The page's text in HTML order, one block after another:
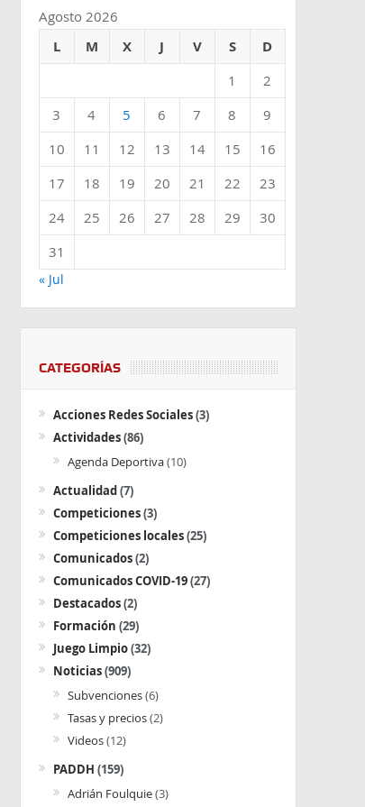
Agosto 2026
L M X J V S D
1
2
3
4 5 6 7 8
9
10
11 12 13 14 15
16
17
18 19 20 21 22
23
24
25 26 27 28 29
30
31
« Jul
CATEGORÍAS
Acciones Redes Sociales(3)
Actividades(86)
Agenda Deportiva(10)
Actualidad(7)
Competiciones(3)
Competiciones locales(25)
Comunicados(2)
Comunicados COVID-19(27)
Destacados(2)
Formación (29)
Juego Limpio(32)
Noticias(909)
Subvenciones(6)
Tasas y precios(2)
Videos(12)
PADDH (159)
Adrián Foulquie(3)